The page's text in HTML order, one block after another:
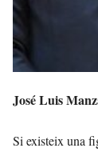
José Luis
Si existeix una